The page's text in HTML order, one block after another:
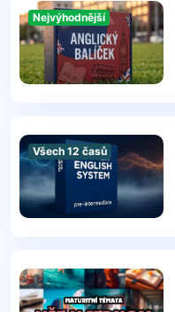
Nejvýhodnější
Všech 12 časů